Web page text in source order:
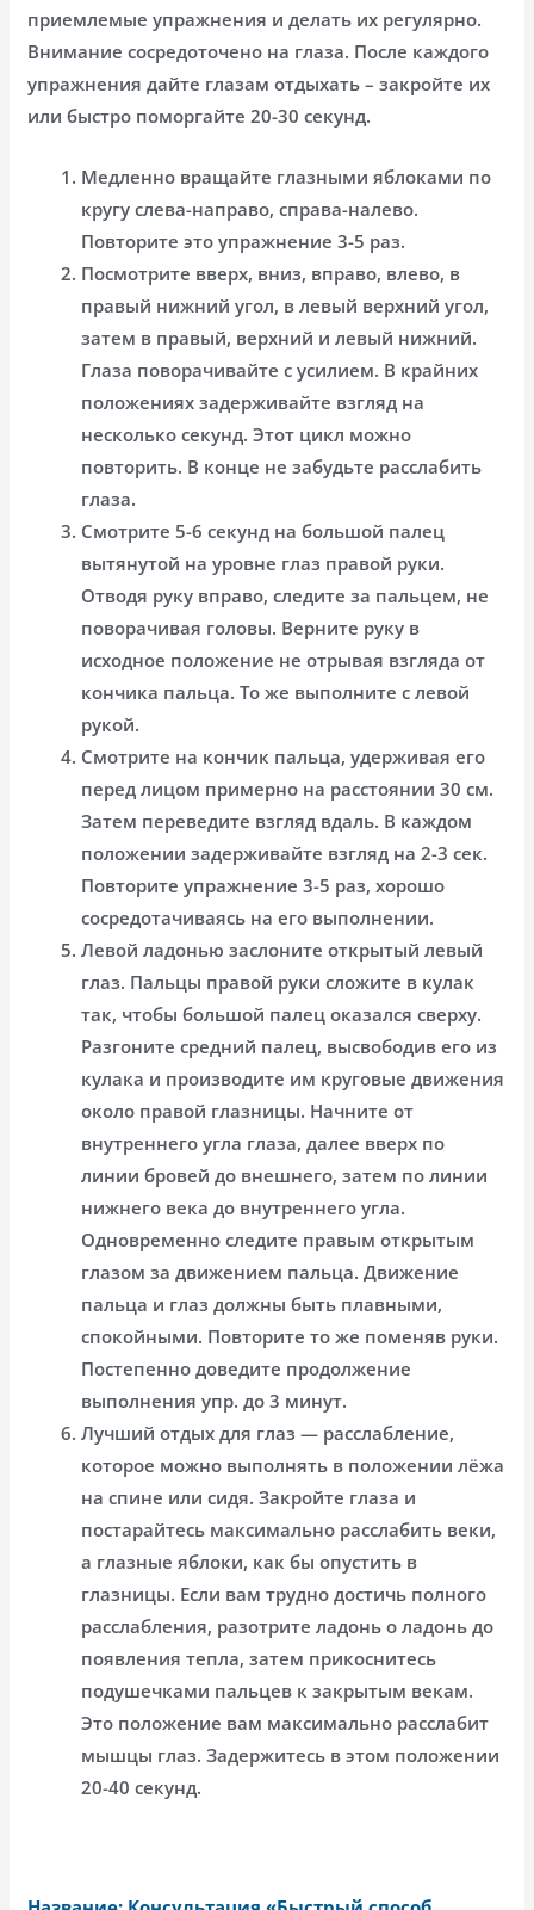
приемлемые упражнения и делать их регулярно.
Внимание сосредоточено на глаза. После каждого
упражнения дайте глазам отдыхать – закройте их
или быстро поморгайте 20-30 секунд.
Медленно вращайте глазными яблоками по
кругу слева-направо, справа-налево.
Повторите это упражнение 3-5 раз.
Посмотрите вверх, вниз, вправо, влево, в
правый нижний угол, в левый верхний угол,
затем в правый, верхний и левый нижний.
Глаза поворачивайте с усилием. В крайних
положениях задерживайте взгляд на
несколько секунд. Этот цикл можно
повторить. В конце не забудьте расслабить
глаза.
Смотрите 5-6 секунд на большой палец
вытянутой на уровне глаз правой руки.
Отводя руку вправо, следите за пальцем, не
поворачивая головы. Верните руку в
исходное положение не отрывая взгляда от
кончика пальца. То же выполните с левой
рукой.
Смотрите на кончик пальца, удерживая его
перед лицом примерно на расстоянии 30 см.
Затем переведите взгляд вдаль. В каждом
положении задерживайте взгляд на 2-3 сек.
Повторите упражнение 3-5 раз, хорошо
сосредотачиваясь на его выполнении.
Левой ладонью заслоните открытый левый
глаз. Пальцы правой руки сложите в кулак
так, чтобы большой палец оказался сверху.
Разгоните средний палец, высвободив его из
кулака и производите им круговые движения
около правой глазницы. Начните от
внутреннего угла глаза, далее вверх по
линии бровей до внешнего, затем по линии
нижнего века до внутреннего угла.
Одновременно следите правым открытым
глазом за движением пальца. Движение
пальца и глаз должны быть плавными,
спокойными. Повторите то же поменяв руки.
Постепенно доведите продолжение
выполнения упр. до 3 минут.
Лучший отдых для глаз — расслабление,
которое можно выполнять в положении лёжа
на спине или сидя. Закройте глаза и
постарайтесь максимально расслабить веки,
а глазные яблоки, как бы опустить в
глазницы. Если вам трудно достичь полного
расслабления, разотрите ладонь о ладонь до
появления тепла, затем прикоснитесь
подушечками пальцев к закрытым векам.
Это положение вам максимально расслабит
мышцы глаз. Задержитесь в этом положении
20-40 секунд.